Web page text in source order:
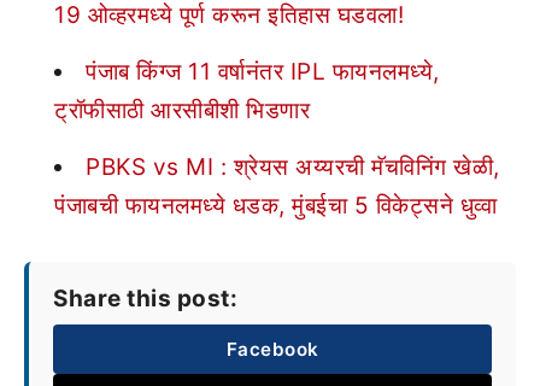
19 ओव्हरमध्ये पूर्ण करून इतिहास घडवला!
पंजाब किंग्ज 11 वर्षानंतर IPL फायनलमध्ये,
ट्रॉफीसाठी आरसीबीशी भिडणार
PBKS vs MI : श्रेयस अय्यरची मॅचविनिंग खेळी,
पंजाबची फायनलमध्ये धडक, मुंबईचा 5 विकेट्सने धुव्वा
Share this post:
Facebook